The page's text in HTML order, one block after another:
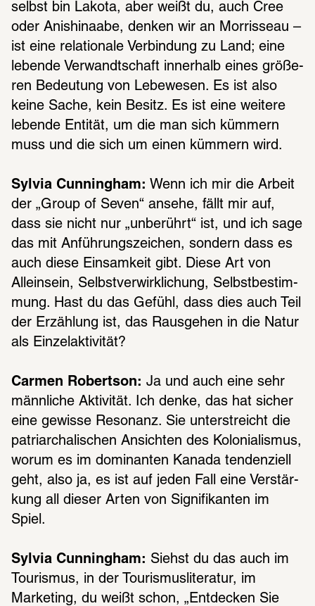
selbst bin Lakota, aber weißt du, auch Cree
oder Anis­hina­abe, denken wir an Morris­seau –
ist eine rela­tio­nale Verbin­dung zu Land; eine
lebende Verwandt­schaft inner­halb eines größe­
ren Bedeu­tung von Lebe­we­sen. Es ist also
keine Sache, kein Besitz. Es ist eine weitere
lebende Enti­tät, um die man sich kümmern
muss und die sich um einen kümmern wird.
Sylvia Cunningham: Wenn ich mir die Arbeit
der „Group of Seven“ ansehe, fällt mir auf,
dass sie nicht nur „unbe­rührt“ ist, und ich sage
das mit Anfüh­rungs­zei­chen, sondern dass es
auch diese Einsam­keit gibt. Diese Art von
Allein­sein, Selbst­ver­wirk­li­chung, Selbst­be­stim­
mung. Hast du das Gefühl, dass dies auch Teil
der Erzäh­lung ist, das Raus­ge­hen in die Natur
als Einzel­ak­ti­vi­tät?
Carmen Robertson: Ja und auch eine sehr
männ­li­che Akti­vi­tät. Ich denke, das hat sicher
eine gewisse Reso­nanz. Sie unter­streicht die
patri­ar­cha­li­schen Ansich­ten des Kolo­nia­lis­mus,
worum es im domi­nan­ten Kanada tenden­zi­ell
geht, also ja, es ist auf jeden Fall eine Verstär­
kung all dieser Arten von Signi­fi­kan­ten im
Spiel.
Sylvia Cunningham: Siehst du das auch im
Touris­mus, in der Touris­mus­li­te­ra­tur, im
Marke­ting, du weißt schon, „Entde­cken Sie